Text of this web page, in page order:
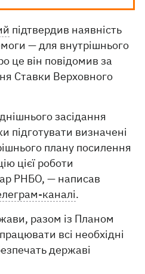
підтвердив наявність
— для внутрішнього
це він повідомив за
Ставки Верховного
засідання
підготувати визначені
плану посилення
цієї роботи
РНБО, — написав
каналі.
разом із Планом
всі необхідні
державі